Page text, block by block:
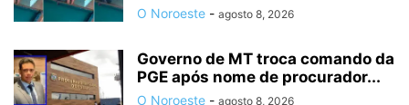
O Noroeste - agosto 8, 2026
Governo de MT troca comando da
PGE após nome de procurador...
O Noroeste - agosto 8, 2026